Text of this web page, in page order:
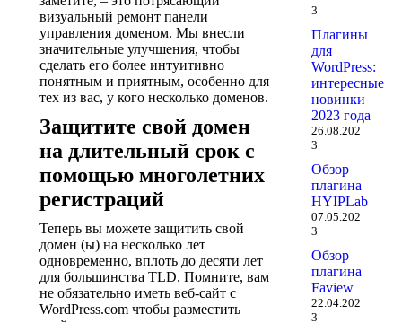
визуальный ремонт панели
управления доменом. Мы внесли
значительные улучшения, чтобы
сделать его более интуитивно
понятным и приятным, особенно для
тех из вас, у кого несколько доменов.
Защитите свой домен
на длительный срок с
помощью многолетних
регистраций
Теперь вы можете защитить свой
домен (ы) на несколько лет
одновременно, вплоть до десяти лет
для большинства TLD. Помните, вам
не обязательно иметь веб-сайт с
WordPress.com чтобы разместить
3
Плагины
для
WordPress:
интересные
новинки
2023 года
26.08.202
3
Обзор
плагина
HYIPLab
07.05.202
3
Обзор
плагина
Faview
22.04.202
3